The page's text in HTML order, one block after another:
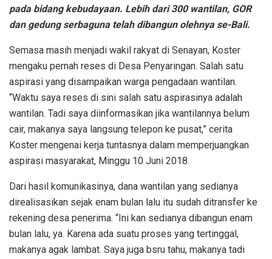
pada bidang kebudayaan. Lebih dari 300 wantilan, GOR
dan gedung serbaguna telah dibangun olehnya se-Bali.
Semasa masih menjadi wakil rakyat di Senayan, Koster
mengaku pernah reses di Desa Penyaringan. Salah satu
aspirasi yang disampaikan warga pengadaan wantilan.
“Waktu saya reses di sini salah satu aspirasinya adalah
wantilan. Tadi saya diinformasikan jika wantilannya belum
cair, makanya saya langsung telepon ke pusat,” cerita
Koster mengenai kerja tuntasnya dalam memperjuangkan
aspirasi masyarakat, Minggu 10 Juni 2018.
Dari hasil komunikasinya, dana wantilan yang sedianya
direalisasikan sejak enam bulan lalu itu sudah ditransfer ke
rekening desa penerima. “Ini kan sedianya dibangun enam
bulan lalu, ya. Karena ada suatu proses yang tertinggal,
makanya agak lambat. Saya juga bsru tahu, makanya tadi